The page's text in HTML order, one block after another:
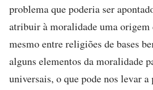
problema que poderia ser
atribuir à moralidade uma origem
mesmo entre religiões de bases
alguns elementos da moralidade
universais, o que pode nos levar a